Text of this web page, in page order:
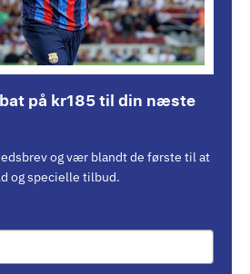
på kr185 til din næste
og vær blandt de første til at
og specielle tilbud.